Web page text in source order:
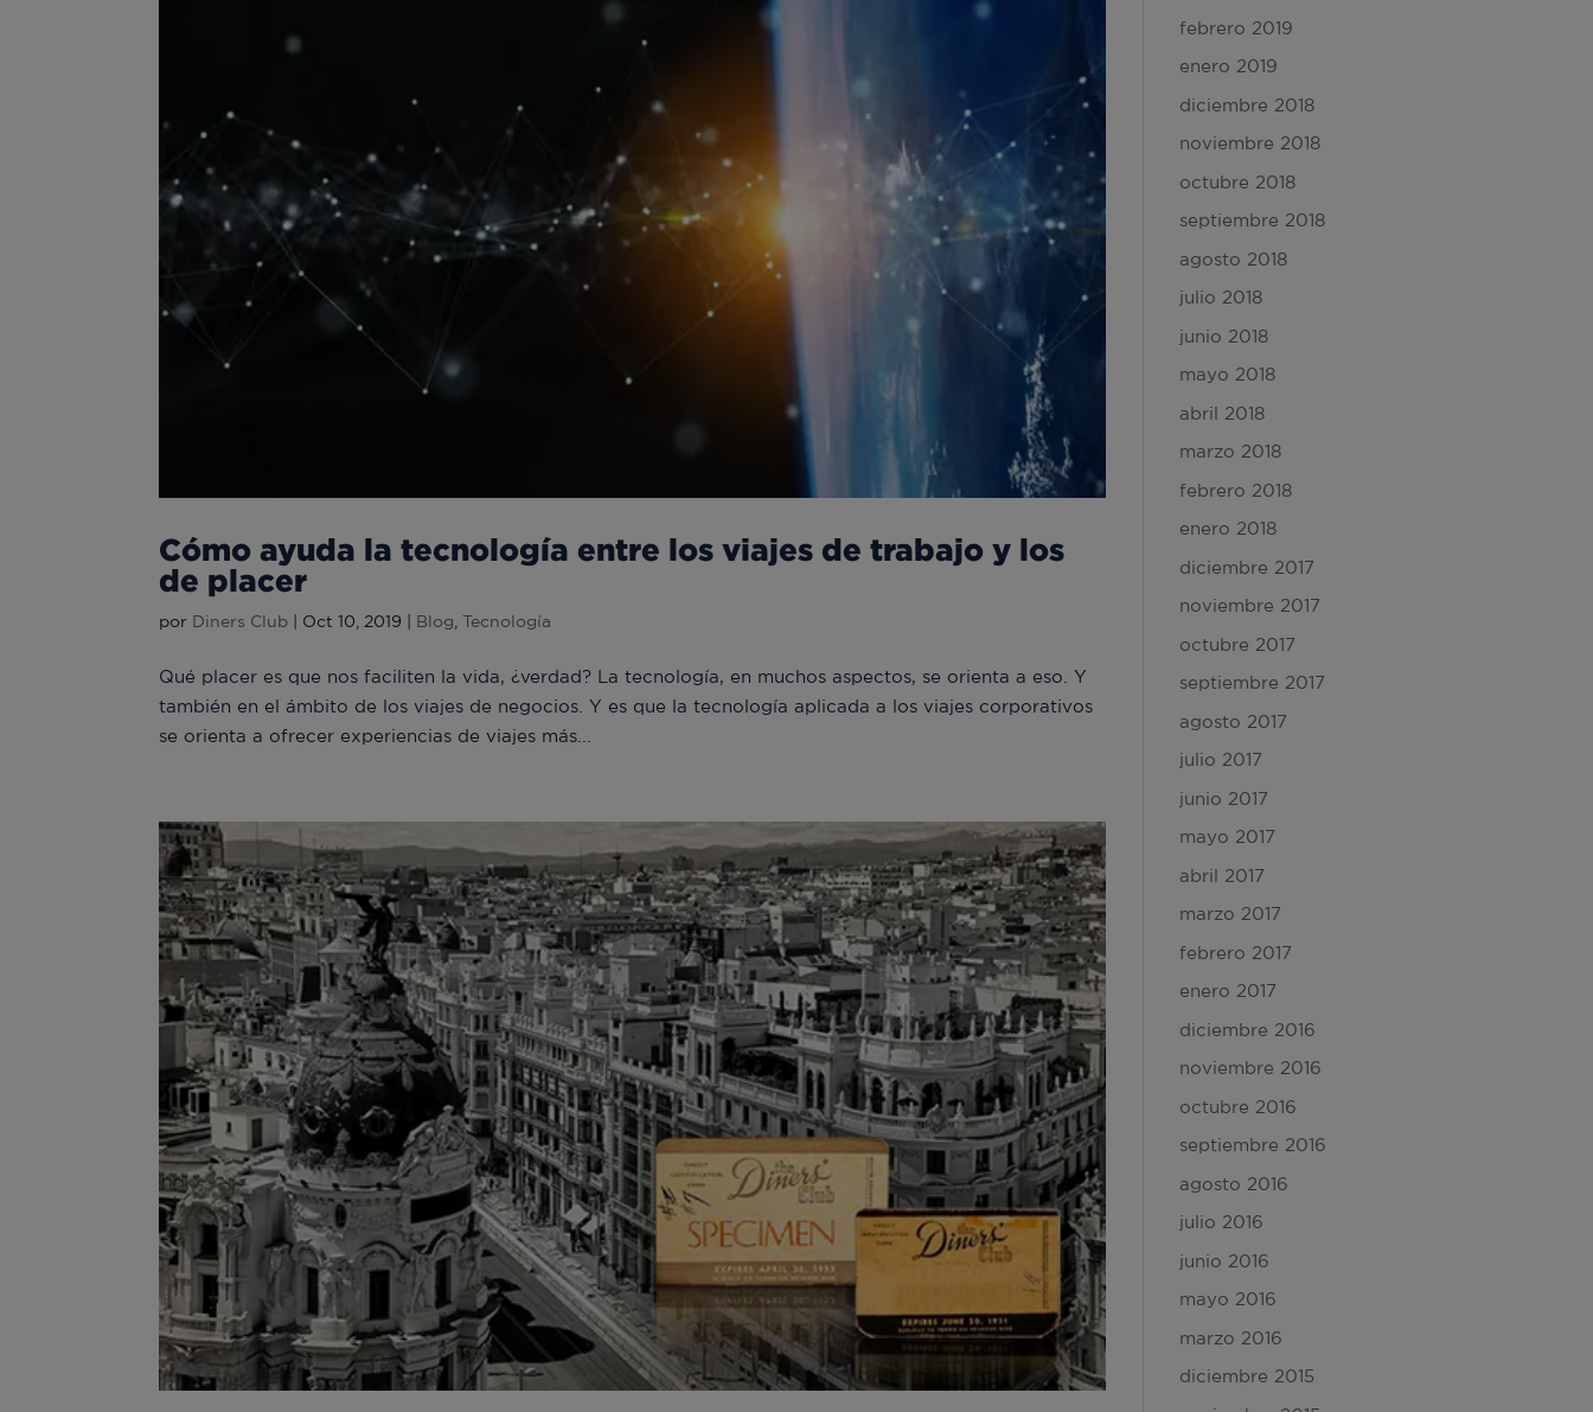
Cómo ayuda la tecnología entre los viajes de trabajo y los
de placer
por Diners Club Oct 10, 2019 Blog,Tecnología
Qué placer es que nos faciliten la vida, ¿verdad? La tecnología, en muchos aspectos, se orienta a eso. Y
también en el ámbito de los viajes de negocios. Y es que la tecnología aplicada a los viajes corporativos
se orienta a ofrecer experiencias de viajes más...
febrero 2019
enero 2019
diciembre 2018
noviembre 2018
octubre 2018
septiembre 2018
agosto 2018
julio 2018
junio 2018
mayo 2018
abril 2018
marzo 2018
febrero 2018
enero 2018
diciembre 2017
noviembre 2017
octubre 2017
septiembre 2017
agosto 2017
julio 2017
junio 2017
mayo 2017
abril 2017
marzo 2017
febrero 2017
enero 2017
diciembre 2016
noviembre 2016
octubre 2016
septiembre 2016
agosto 2016
julio 2016
junio 2016
mayo 2016
marzo 2016
diciembre 2015